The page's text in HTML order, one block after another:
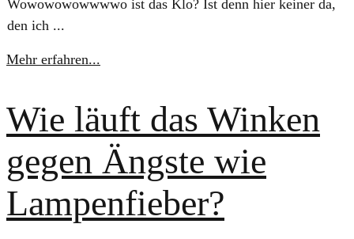
Wowowowowwwwo ist das Klo? Ist denn hier keiner da,
den ich ...
Mehr erfahren...
Wie läuft das Winken
gegen Ängste wie
Lampenfieber?